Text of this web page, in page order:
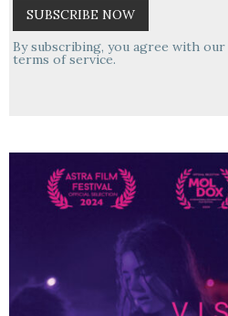
By subscribing, you agree with our
terms of service.